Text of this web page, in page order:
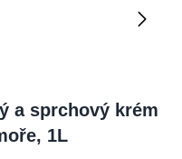
a sprchový krém
1L